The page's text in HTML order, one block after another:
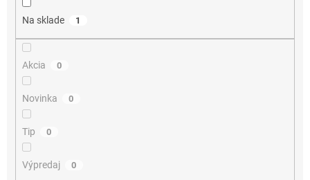
Na sklade 1
Akcia 0
Novinka 0
Tip 0
Výpredaj 0